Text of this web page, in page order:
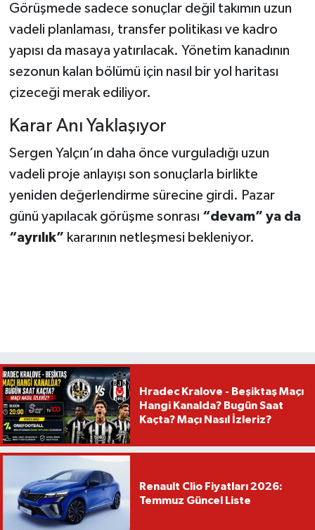
Görüşmede sadece sonuçlar değil takımın uzun
vadeli planlaması, transfer politikası ve kadro
yapısı da masaya yatırılacak. Yönetim kanadının
sezonun kalan bölümü için nasıl bir yol haritası
çizeceği merak ediliyor.
Karar Anı Yaklaşıyor
Sergen Yalçın’ın daha önce vurguladığı uzun
vadeli proje anlayışı son sonuçlarla birlikte
yeniden değerlendirme sürecine girdi. Pazar
günü yapılacak görüşme sonrası “devam” ya da
“ayrılık” kararının netleşmesi bekleniyor.
Hradec Kralove - Beşiktaş Maçı
Hangi Kanalda? Bugün Saat
Kaçta? Maçı Nasıl İzleriz?
Renault Clio Fiyatları 2026:
Temmuz Güncel Liste